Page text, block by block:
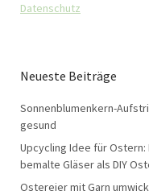
Datenschutz
Neueste Beiträge
Sonnenblumenkern-
gesund
Upcycling Idee für
bemalte Gläser als DIY
Ostereier mit Garn